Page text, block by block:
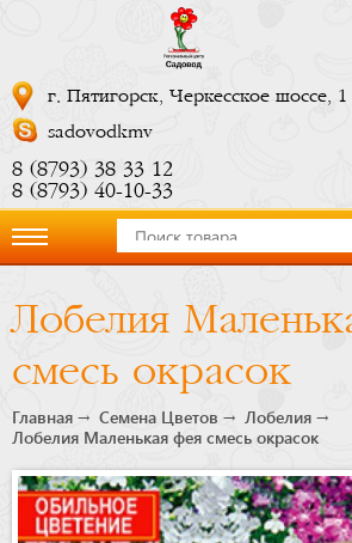
г. Пятигорск, Черкесское шоссе, 1
sadovodkmv
8 (8793) 38 33 12
8 (8793) 40-10-33
компании
сейчас
Лобелия
смесь окрасок
Главная Семена Цветов
Лобелия
Лобелия Маленькая фея смесь окрасок